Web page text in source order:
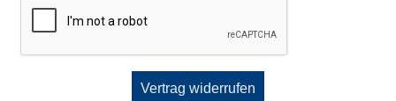
Vertrag widerrufen